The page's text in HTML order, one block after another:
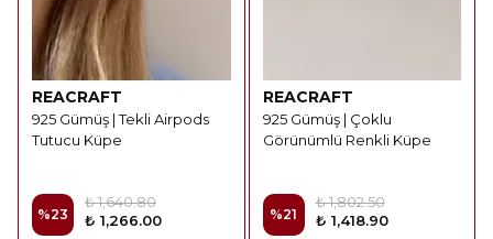
REACRAFT
925 Gümüş | Tekli Airpods
Tutucu Küpe
%23
₺ 1,640.80
₺ 1,266.00
REACRAFT
925 Gümüş | Çoklu
Görünümlü Renkli Küpe
%21
₺ 1,802.50
₺ 1,418.90